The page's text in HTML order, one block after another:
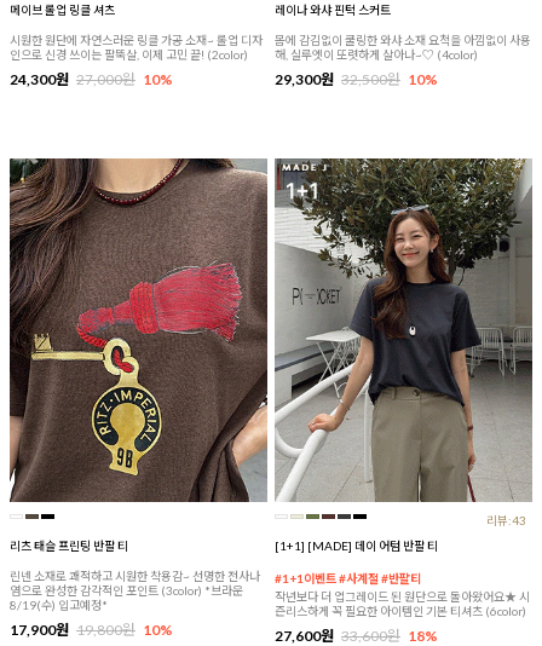
메이브 롤업 링클 셔츠
시원한 원단에 자연스러운 링클 가공 소재~ 롤업 디자
인으로 신경 쓰이는 팔뚝살, 이제 고민 끝! (2color)
24,300원 27,000원 10%
레이나 와샤 핀턱 스커트
몸에 감김없이 쿨링한 와샤 소재 요척을 아낌없이 사용
해, 실루엣이 또렷하게 살아나~♡ (4color)
29,300원 32,500원 10%
리츠 태슬 프린팅 반팔 티
린넨 소재로 쾌적하고 시원한 착용감~ 선명한 전사나
염으로 완성한 감각적인 포인트 (3color) *브라운
8/19(수) 입고예정*
17,900원 19,800원 10%
리뷰:43
[1+1] [MADE] 데이 어텀 반팔 티
#1+1이벤트 #사계절 #반팔티
작년보다 더 업그레이드 된 원단으로 돌아왔어요★ 시
즌리스하게 꼭 필요한 아이템인 기본 티셔츠 (6color)
27,600원 33,600원 18%